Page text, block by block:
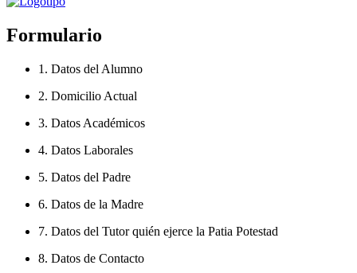
Formulario
1. Datos del Alumno
2. Domicilio Actual
3. Datos Académicos
4. Datos Laborales
5. Datos del Padre
6. Datos de la Madre
7. Datos del Tutor quién ejerce la Patia Potestad
8. Datos de Contacto